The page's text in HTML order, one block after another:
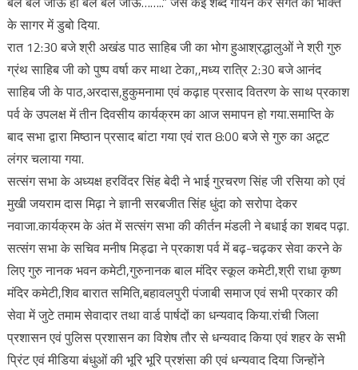
के सागर में डुबो दिया.
रात 12:30 बजे श्री अखंड पाठ साहिब जी का भोग हुआश्रद्धालुओं ने श्री गुरु
ग्रंथ साहिब जी को पुष्प वर्षा कर माथा टेका,,मध्य रात्रि 2:30 बजे आनंद
साहिब जी के पाठ,अरदास,हुकुमनामा एवं कढ़ाह प्रसाद वितरण के साथ प्रकाश
पर्व के उपलक्ष में तीन दिवसीय कार्यक्रम का आज समापन हो गया.समाप्ति के
बाद सभा द्वारा मिष्ठान प्रसाद बांटा गया एवं रात 8:00 बजे से गुरु का अटूट
लंगर चलाया गया.
सत्संग सभा के अध्यक्ष हरविंदर सिंह बेदी ने भाई गुरचरण सिंह जी रसिया को एवं
मुखी जयराम दास मिढ़ा ने ज्ञानी सरबजीत सिंह धुंदा को सरोपा देकर
नवाजा.कार्यक्रम के अंत में सत्संग सभा की कीर्तन मंडली ने बधाई का शबद पढ़ा.
सत्संग सभा के सचिव मनीष मिड्ढा ने प्रकाश पर्व में बढ़-चढ़कर सेवा करने के
लिए गुरु नानक भवन कमेटी,गुरुनानक बाल मंदिर स्कूल कमेटी,श्री राधा कृष्ण
मंदिर कमेटी,शिव बारात समिति,बहावलपुरी पंजाबी समाज एवं सभी प्रकार की
सेवा में जुटे तमाम सेवादार तथा वार्ड पार्षदों का धन्यवाद किया.रांची जिला
प्रशासन एवं पुलिस प्रशासन का विशेष तौर से धन्यवाद किया एवं शहर के सभी
प्रिंट एवं मीडिया बंधुओं की भूरि भूरि प्रशंसा की एवं धन्यवाद दिया जिन्होंने